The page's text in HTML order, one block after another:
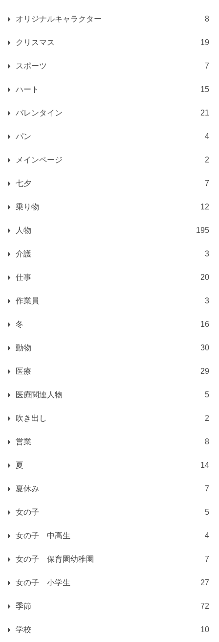
オリジナルキャラクター 8
クリスマス 19
スポーツ 7
ハート 15
バレンタイン 21
パン 4
メインページ 2
七夕 7
乗り物 12
人物 195
介護 3
仕事 20
作業員 3
冬 16
動物 30
医療 29
医療関連人物 5
吹き出し 2
営業 8
夏 14
夏休み 7
女の子 5
女の子 中高生 4
女の子 保育園幼稚園 7
女の子 小学生 27
季節 72
学校 10